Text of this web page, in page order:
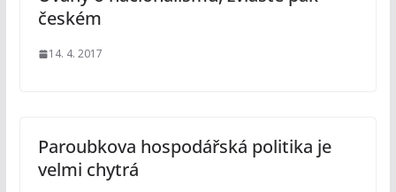
českém
14. 4. 2017
Paroubkova hospodářská politika je
velmi chytrá